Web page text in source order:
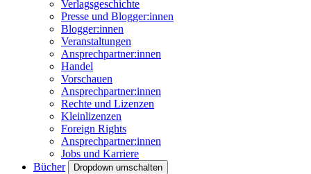
Verlagsgeschichte
Presse und Blogger:innen
Blogger:innen
Veranstaltungen
Ansprechpartner:innen
Handel
Vorschauen
Ansprechpartner:innen
Rechte und Lizenzen
Kleinlizenzen
Foreign Rights
Ansprechpartner:innen
Jobs und Karriere
Bücher
Dropdown umschalten